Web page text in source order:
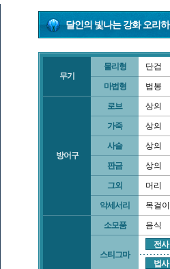
달인의 빛나는 강화 오리
무기
물리형 단검
마법형 법봉
방어구
로브 상의
가죽 상의
사슬 상의
판금 상의
그외 머리
악세서리 목걸이
소모품 음식
스티그마
전사
법사